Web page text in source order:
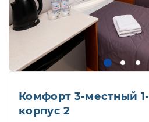
Комфорт 3-местный
корпус 2